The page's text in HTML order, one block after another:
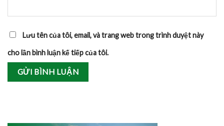
Lưu tên của tôi, email, và trang web trong trình duyệt này
cho lần bình luận kế tiếp của tôi.